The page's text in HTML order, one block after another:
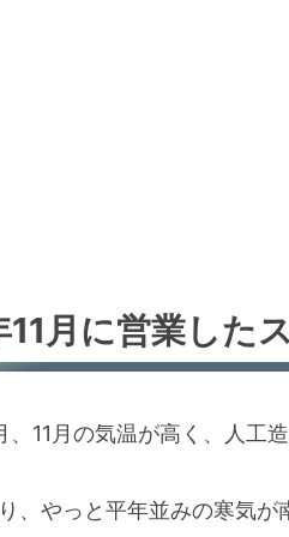
月に営業した
、11月の気温が高く、人工
、やっと平年並みの寒気